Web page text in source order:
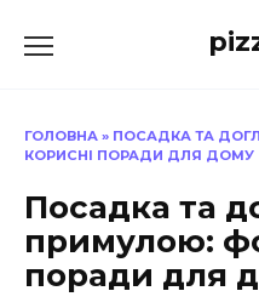
до
ГОЛОВНА » ПОСАДКА ТА
КОРИСНІ ПОРАДИ ДЛЯ ДОМУ
Посадка та
примулою:
поради для